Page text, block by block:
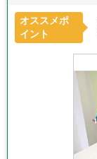
オススメポ
イント